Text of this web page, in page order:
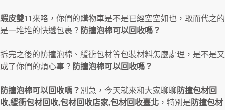
蝦皮雙11來咯，你們的購物車是不是已經空空如也，取而代之的
是一堆堆的快遞包裹？ 防撞泡棉可以回收嗎？
拆完之後的防撞泡棉、緩衝包材等包裝材料怎麼處理，是不是又
成了你們的煩心事？ 防撞泡棉可以回收嗎？
防撞泡棉可以回收嗎？ 別急，今天就來和大家聊聊 防撞包材回
收,緩衝包材回收,包材回收店家,包材回收臺北 ，特別是 防撞包材